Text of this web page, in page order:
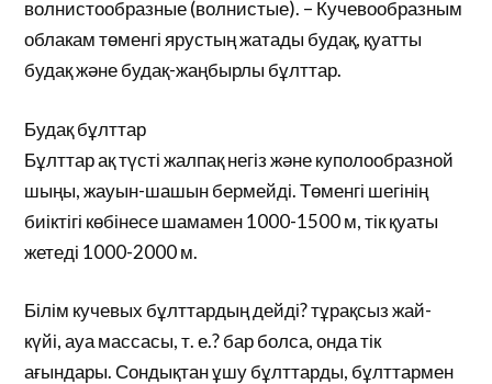
волнистообразные (волнистые). – Кучевообразным
облакам төменгі ярустың жатады будақ, қуатты
будақ және будақ-жаңбырлы бұлттар.
Будақ бұлттар
Бұлттар ақ түсті жалпақ негіз және куполообразной
шыңы, жауын-шашын бермейді. Төменгі шегінің
биіктігі көбінесе шамамен 1000-1500 м, тік қуаты
жетеді 1000-2000 м.
Білім кучевых бұлттардың дейді? тұрақсыз жай-
күйі, ауа массасы, т. е.? бар болса, онда тік
ағындары. Сондықтан ұшу бұлттарды, бұлттармен